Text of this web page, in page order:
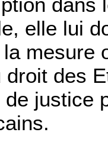
dans
elle lui
mesure
droit des
justice